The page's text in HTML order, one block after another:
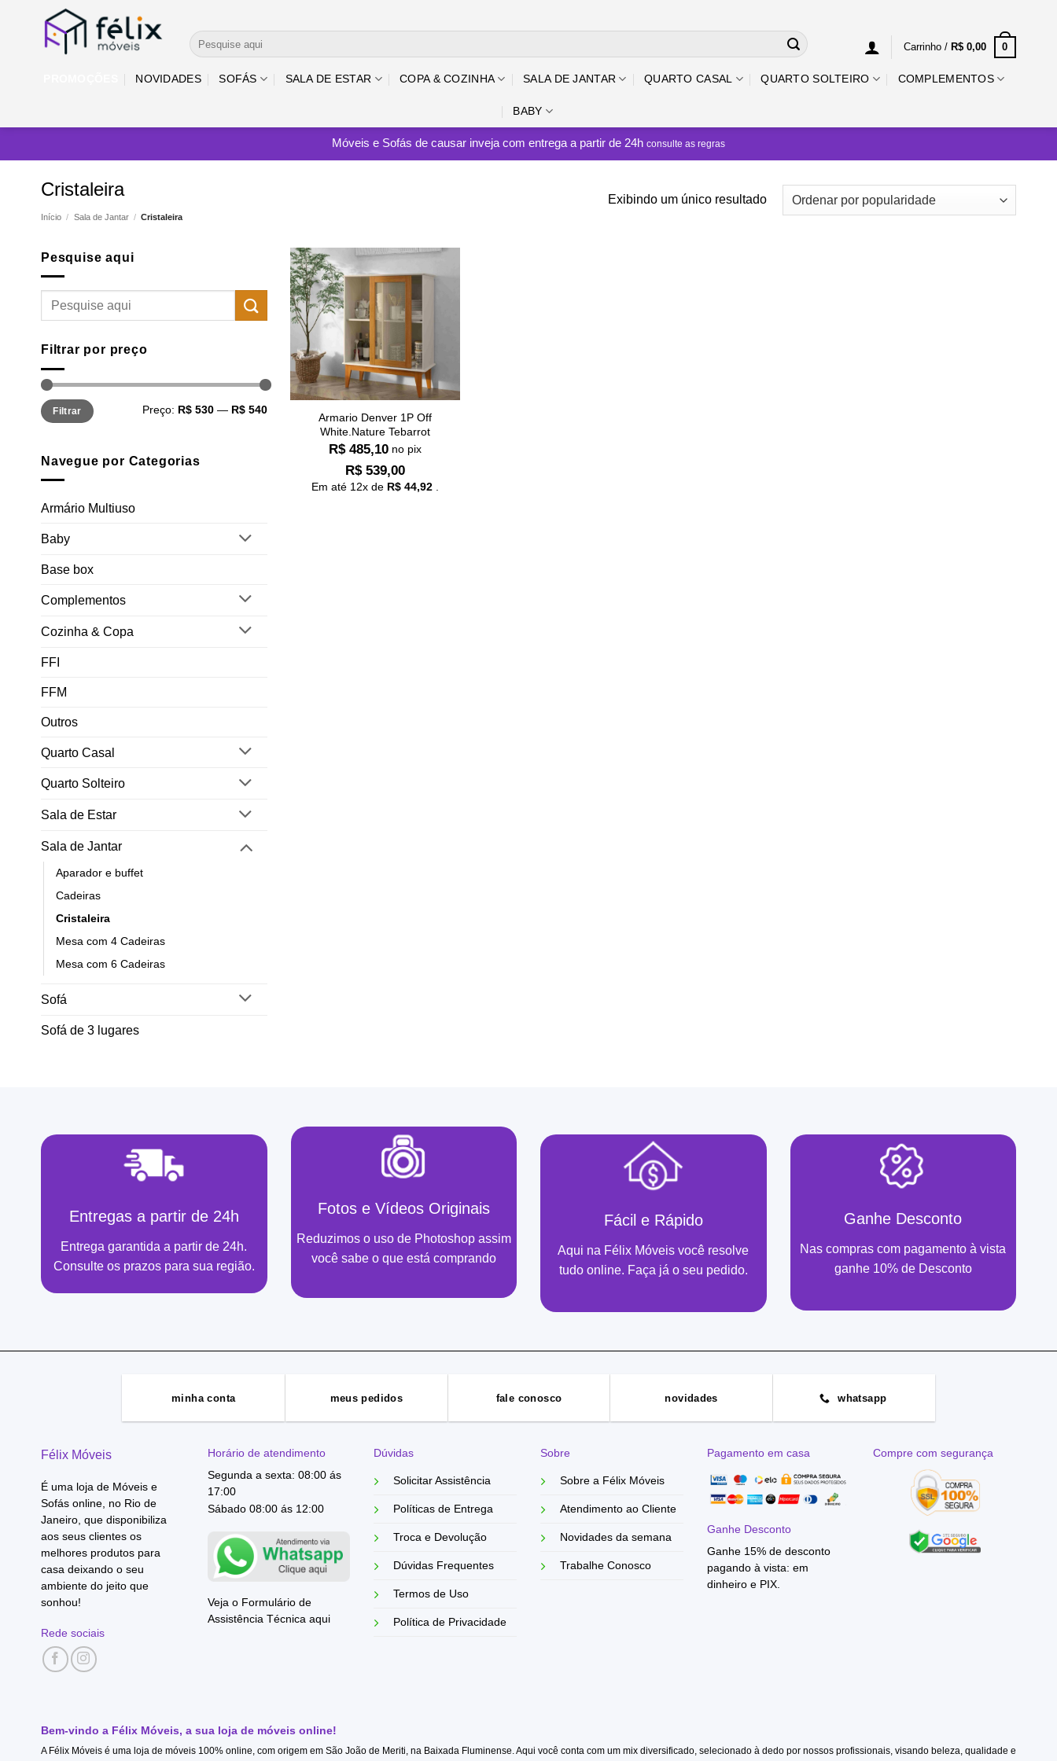
Pesquisar
por:
Carrinho / R$0,00 0
NOVIDADES SOFÁS SALA DE ESTAR COPA & COZINHA SALA DE JANTAR QUARTO CASAL QUARTO SOLTEIRO COMPLEMENTOS
BABY
Móveis e Sofás de causar inveja com entrega a partir de 24h consulte as regras
Cristaleira
Início / Sala de Jantar / Cristaleira
Exibindo um único resultado
Pesquise aqui
Filtrar por preço
Preço
mínimo
Preço
máximo
Filtrar Preço: R$ 530— R$ 540
Navegue por Categorias
Armário Multiuso
Baby
Base box
Complementos
Cozinha & Copa
FFI
FFM
Outros
Quarto Casal
Quarto Solteiro
Sala de Estar
Sala de Jantar
Aparador e buffet
Cadeiras
Cristaleira
Mesa com 4 Cadeiras
Mesa com 6 Cadeiras
Sofá
Sofá de 3 lugares
Armario Denver 1P Off
White.Nature Tebarrot
R$485,10 no pix
R$539,00
Em até 12x de R$ 44,92
Entregas a partir de 24h
Entrega garantida a partir de 24h.
Consulte os prazos para sua região.
Fotos e Vídeos Originais
Reduzimos o uso de Photoshop assim
você sabe o que está comprando
Fácil e Rápido
Aqui na Félix Móveis você resolve
tudo online. Faça já o seu pedido.
Ganhe Desconto
Nas compras com pagamento à vista
ganhe 10% de Desconto
minha conta meus pedidos fale conosco novidades whatsapp
Félix Móveis
É uma loja de Móveis e
Sofás online, no Rio de
Janeiro, que disponibiliza
aos seus clientes os
melhores produtos para
casa deixando o seu
ambiente do jeito que
sonhou!
Rede sociais
Horário de atendimento
Segunda a sexta: 08:00 ás
17:00
Sábado 08:00 ás 12:00
Veja o Formulário de
Assistência Técnica aqui
Dúvidas
Solicitar Assistência
Políticas de Entrega
Troca e Devolução
Dúvidas Frequentes
Termos de Uso
Política de Privacidade
Sobre
Sobre a Félix Móveis
Atendimento ao Cliente
Novidades da semana
Trabalhe Conosco
Pagamento em casa
Ganhe Desconto
Ganhe 15% de desconto
pagando à vista: em
dinheiro e PIX.
Compre com segurança
Bem-vindo a Félix Móveis, a sua loja de móveis online!
A Félix Móveis é uma loja de móveis 100% online, com origem em São João de Meriti, na Baixada Fluminense. Aqui você conta com um mix diversificado, selecionado à dedo por nossos profissionais, visando beleza, qualidade e